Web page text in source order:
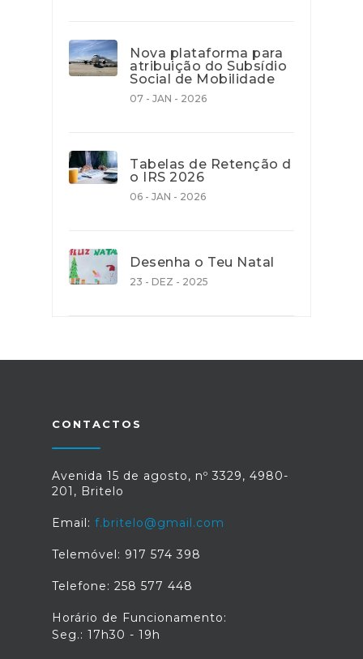
Nova plataforma para
atribuição do Subsídio
Social de Mobilidade
07 - JAN - 2026
Tabelas de Retenção d
o IRS 2026
06 - JAN - 2026
Desenha o Teu Natal
23 - DEZ - 2025
CONTACTOS
Avenida 15 de agosto, nº 3329, 4980-
201, Britelo
Email: f.britelo@gmail.com
Telemóvel: 917 574 398
Telefone: 258 577 448
Horário de Funcionamento:
Seg.: 17h30 - 19h